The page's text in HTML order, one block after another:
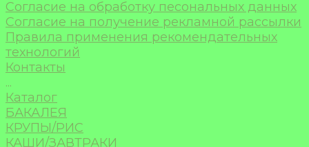
Согласие на обработку песональных данных
Согласие на получение рекламной рассылки
Правила применения рекомендательных
технологий
Контакты
...
Каталог
БАКАЛЕЯ
КРУПЫ/РИС
КАШИ/ЗАВТРАКИ